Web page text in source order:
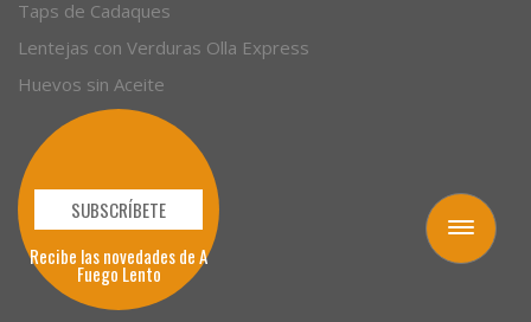
Toggle
navigation
Taps de Cadaques
Lentejas con Verduras Olla Express
Huevos sin Aceite
SUBSCRÍBETE
Recibe las novedades de A
Fuego Lento